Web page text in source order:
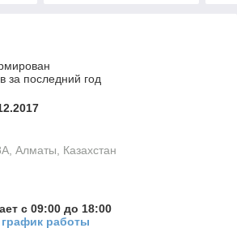
за последний год
Алматы, Казахстан
с 09:00 до 18:00
график работы